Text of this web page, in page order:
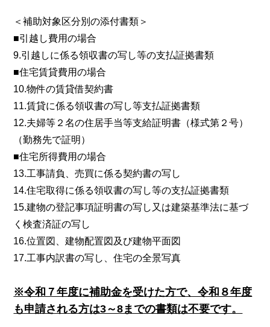
＜補助対象区分別の添付書類＞
■引越し費用の場合
9.引越しに係る領収書の写し等の支払証拠書類
■住宅賃貸費用の場合
10.物件の賃貸借契約書
11.賃貸に係る領収書の写し等支払証拠書類
12.夫婦等２名の住居手当等支給証明書（様式第２号）
（勤務先で証明）
■住宅所得費用の場合
13.工事請負、売買に係る契約書の写し
14.住宅取得に係る領収書の写し等の支払証拠書類
15.建物の登記事項証明書の写し又は建築基準法に基づ
く検査済証の写し
16.位置図、建物配置図及び建物平面図
17.工事内訳書の写し、住宅の全景写真
※令和７年度に補助金を受けた方で、令和８年度
も申請される方は3～8までの書類は不要です。